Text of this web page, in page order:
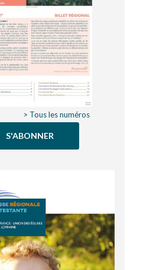
> Tous les numéros
S'ABONNER